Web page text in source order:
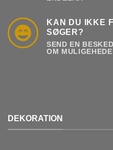
KAN DU IKKE
SØGER?
SEND EN
OM
DEKORATION